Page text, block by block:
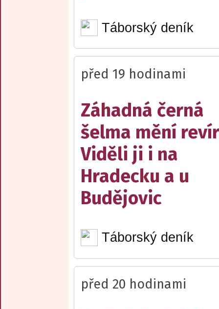
Táborský deník
před 19 hodinami
Záhadná černá
šelma mění
Viděli ji i na
Hradecku a u
Budějovic
Táborský deník
před 20 hodinami